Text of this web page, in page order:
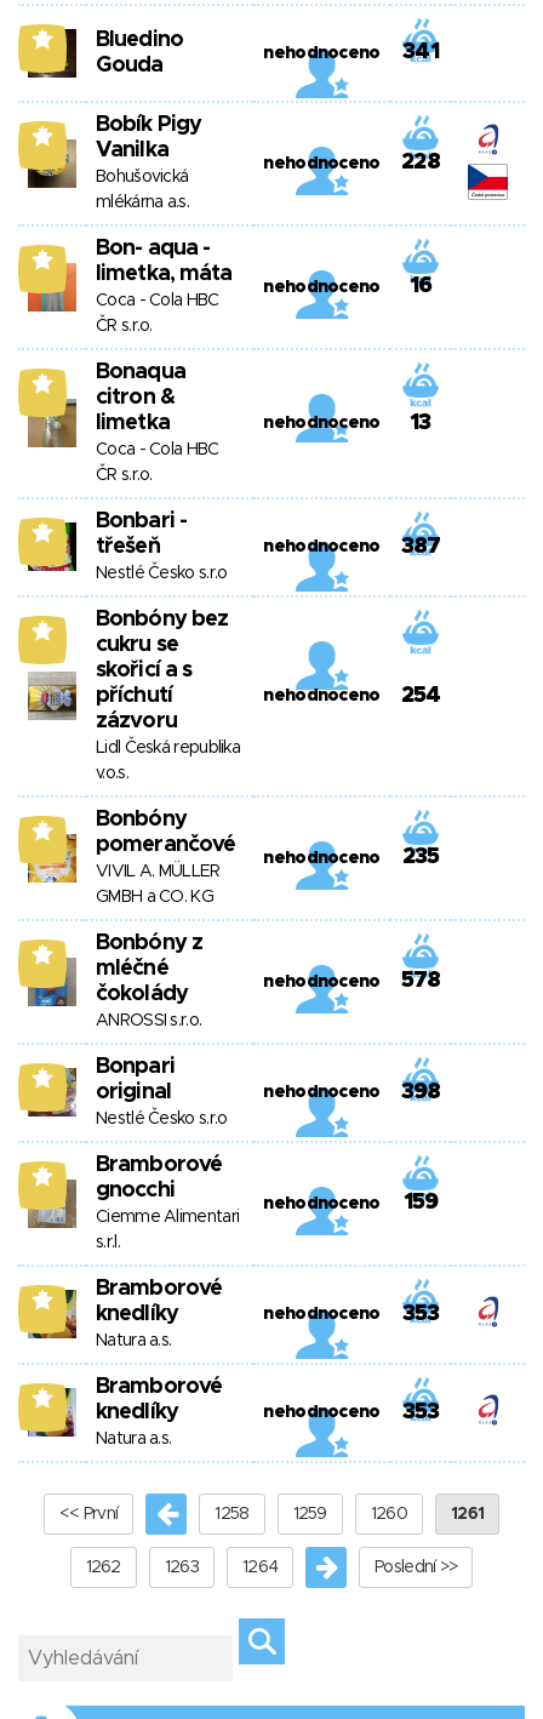
7
Bluedino
Gouda
nehodnoceno 341
7
Bobík Pigy
Vanilka
Bohušovická
mlékárna a.s.
nehodnoceno 228
7
Bon- aqua -
limetka, máta
Coca - Cola HBC
ČR s.r.o.
nehodnoceno 16
7
Bonaqua
citron &
limetka
Coca - Cola HBC
ČR s.r.o.
nehodnoceno 13
7
Bonbari -
třešeň
Nestlé Česko s.r.o
nehodnoceno 387
7
Bonbóny bez
cukru se
skořicí a s
příchutí
zázvoru
Lidl Česká republika
v.o.s.
nehodnoceno 254
7
Bonbóny
pomerančové
VIVIL A. MÜLLER
GMBH a CO. KG
nehodnoceno 235
7
Bonbóny z
mléčné
čokolády
ANROSSI s.r.o.
nehodnoceno 578
7
Bonpari
original
Nestlé Česko s.r.o
nehodnoceno 398
7
Bramborové
gnocchi
Ciemme Alimentari
s.r.l.
nehodnoceno 159
7
Bramborové
knedlíky
Natura a.s.
nehodnoceno 353
7
Bramborové
knedlíky
Natura a.s.
nehodnoceno 353
<< První 1258 1259 1260 1261
1262 1263 1264 Poslední >>